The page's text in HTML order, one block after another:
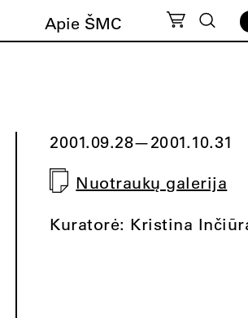
Apie ŠMC
2001.09.28—2001.10.31
Nuotraukų galerija
Kuratorė: Kristina